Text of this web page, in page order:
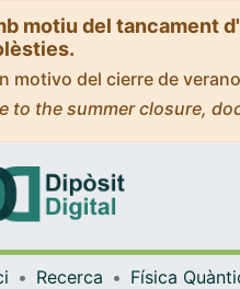
motiu del tancament
motivo del cierre de
to the summer closure,
Recerca